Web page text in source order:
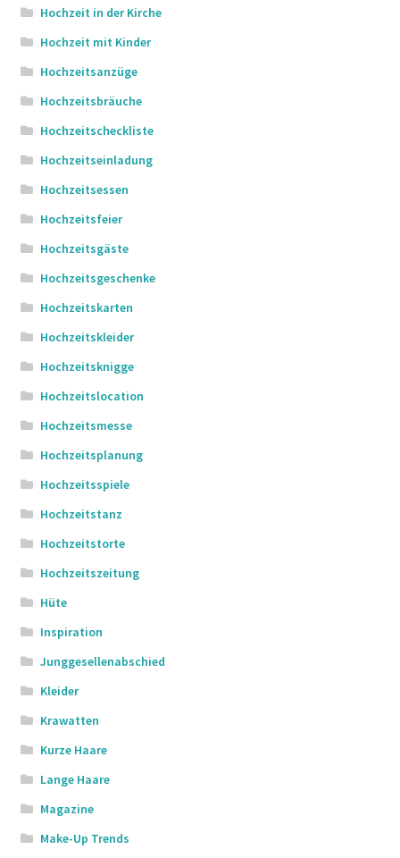
Hochzeit in der Kirche
Hochzeit mit Kinder
Hochzeitsanzüge
Hochzeitsbräuche
Hochzeitscheckliste
Hochzeitseinladung
Hochzeitsessen
Hochzeitsfeier
Hochzeitsgäste
Hochzeitsgeschenke
Hochzeitskarten
Hochzeitskleider
Hochzeitsknigge
Hochzeitslocation
Hochzeitsmesse
Hochzeitsplanung
Hochzeitsspiele
Hochzeitstanz
Hochzeitstorte
Hochzeitszeitung
Hüte
Inspiration
Junggesellenabschied
Kleider
Krawatten
Kurze Haare
Lange Haare
Magazine
Make-Up Trends